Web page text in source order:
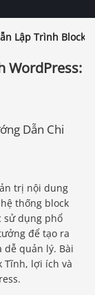
Lập Trình Block
WordPress:
Dẫn Chi
trị nội dung
thống block
sử dụng phổ
để tạo ra
quản lý. Bài
Tĩnh, lợi ích và